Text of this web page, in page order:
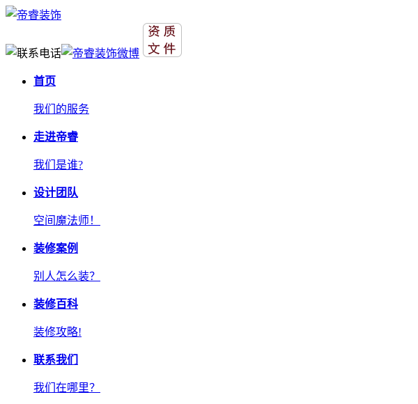
首页
我们的服务
走进帝睿
我们是谁?
设计团队
空间魔法师！
装修案例
别人怎么装？
装修百科
装修攻略!
联系我们
我们在哪里？